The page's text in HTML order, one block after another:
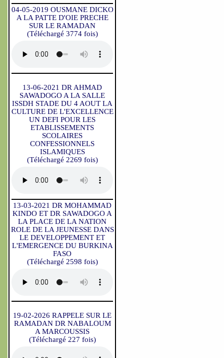
04-05-2019 OUSMANE DICKO
A LA PATTE D'OIE PRECHE
SUR LE RAMADAN
(Téléchargé 3774 fois)
13-06-2021 DR AHMAD
SAWADOGO A LA SALLE
ISSDH STADE DU 4 AOUT LA
CULTURE DE L'EXCELLENCE
UN DEFI POUR LES
ETABLISSEMENTS
SCOLAIRES
CONFESSIONNELS
ISLAMIQUES
(Téléchargé 2269 fois)
13-03-2021 DR MOHAMMAD
KINDO ET DR SAWADOGO A
LA PLACE DE LA NATION
ROLE DE LA JEUNESSE DANS
LE DEVELOPPEMENT ET
L'EMERGENCE DU BURKINA
FASO
(Téléchargé 2598 fois)
19-02-2026 RAPPELE SUR LE
RAMADAN DR NABALOUM
A MARCOUSSIS
(Téléchargé 227 fois)